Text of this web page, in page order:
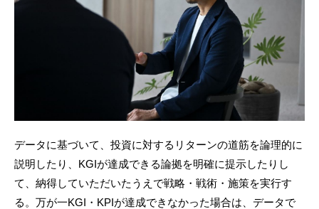
データに基づいて、投資に対するリターンの道筋を論理的に
説明したり、KGIが達成できる論拠を明確に提示したりし
て、納得していただいたうえで戦略・戦術・施策を実行す
る。万が一KGI・KPIが達成できなかった場合は、データで